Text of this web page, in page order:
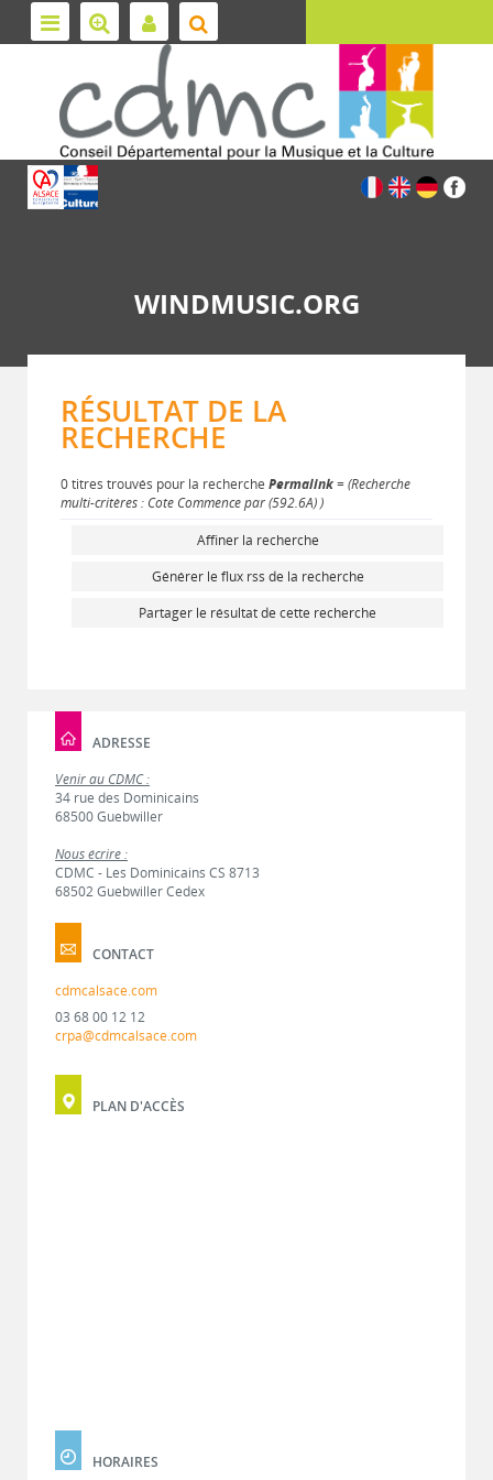
WINDMUSIC.ORG
RÉSULTAT DE LA
RECHERCHE
0 titres trouvés pour la recherche Permalink= (Recherche
multi-critères : Cote Commence par (592.6A) )
Affiner la recherche
Générer le flux rss de la recherche
Partager le résultat de cette recherche
ADRESSE
Venir au CDMC :
34 rue des Dominicains
68500 Guebwiller
Nous écrire :
CDMC - Les Dominicains CS 8713
68502 Guebwiller Cedex
CONTACT
cdmcalsace.com
03 68 00 12 12
crpa@cdmcalsace.com
PLAN D'ACCÈS
HORAIRES